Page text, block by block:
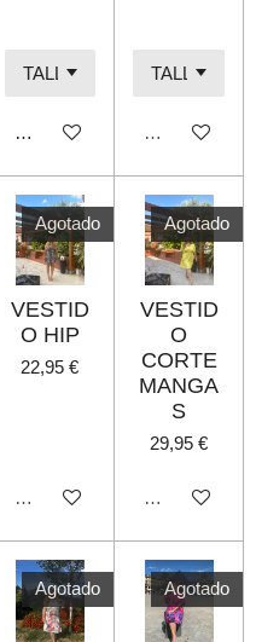
Añadir al carrito Agotado
Agotado
VESTID
O HIP
22,95 €
Agotado
Agotado
VESTID
O
CORTE
MANGA
S
29,95 €
Agotado
Agotado Agotado